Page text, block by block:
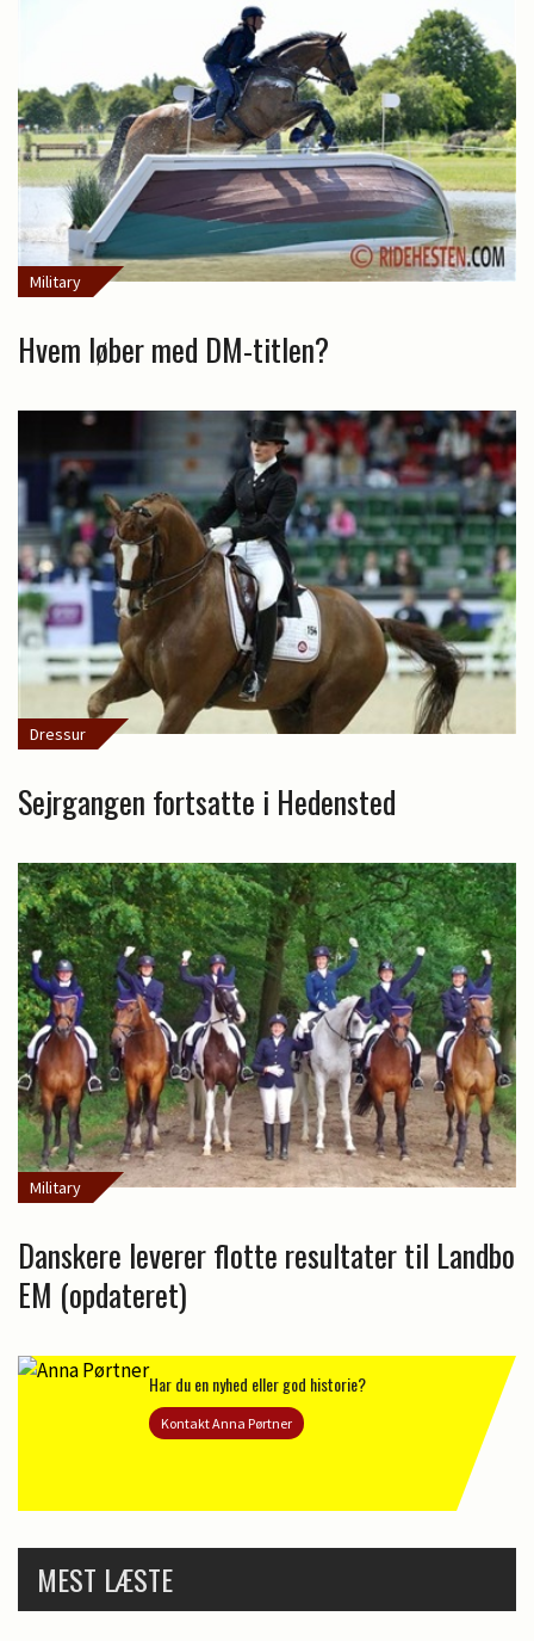
Military
Hvem løber med DM-titlen?
Dressur
Sejrgangen fortsatte i Hedensted
Military
Danskere leverer flotte resultater til Landbo
EM (opdateret)
Har du en nyhed eller god historie?
Kontakt Anna Pørtner
MEST LÆSTE